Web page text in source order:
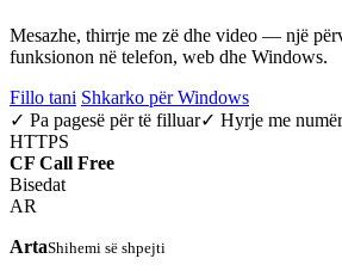
Mesazhe, thirrje me zë dhe video — një
funksionon në telefon, web dhe Windows.
Fillo tani Shkarko për Windows
✓ Pa pagesë për të filluar✓ Hyrje me
HTTPS
CF Call Free
Bisedat
AR
ArtaShihemi së shpejti